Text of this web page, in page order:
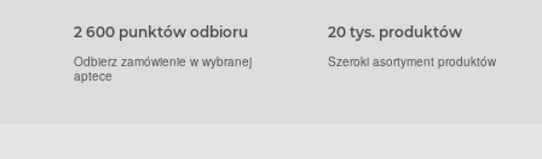
2 600 punktów odbioru
Odbierz zamówienie w wybranej
aptece
20 tys. produktów
Szeroki asortyment produktów